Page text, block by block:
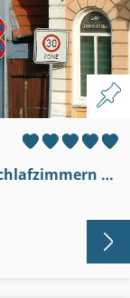
Neue 85 qm Ferienwohnung mit 3 Schlafzimmern in Cuxhaven-Zentrum/Hafen